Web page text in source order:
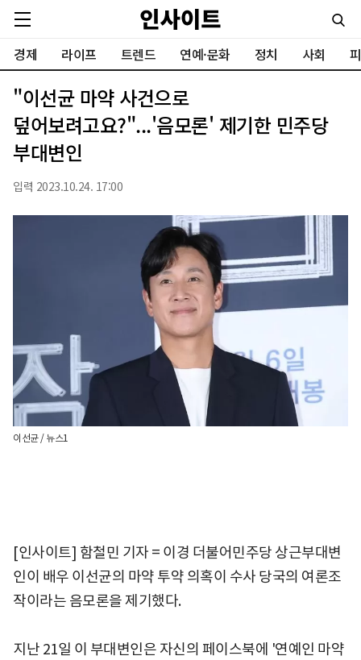
경제 라이프 트렌드 연예·문화 정치 사회
"이선균 마약 사건으로
덮어보려고요?"...'음모론' 제기한 민주당
부대변인
입력 2023.10.24. 17:00
이선균 / 뉴스1
[인사이트] 함철민 기자 = 이경 더불어민주당 상근부대변
인이 배우 이선균의 마약 투약 의혹이 수사 당국의 여론조
작이라는 음모론을 제기했다.
지난 21일 이 부대변인은 자신의 페이스북에 '연예인 마약